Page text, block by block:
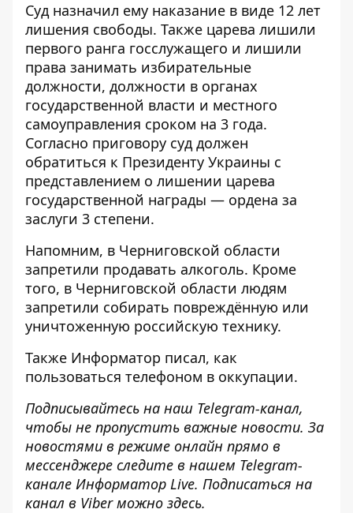
Суд назначил ему наказание в виде 12 лет
лишения свободы. Также царева лишили
первого ранга госслужащего и лишили
права занимать избирательные
должности, должности в органах
государственной власти и местного
самоуправления сроком на 3 года.
Согласно приговору суд должен
обратиться к Президенту Украины с
представлением о лишении царева
государственной награды — ордена за
заслуги 3 степени.
Напомним, в Черниговской области
запретили продавать алкоголь. Кроме
того, в Черниговской области людям
запретили собирать повреждённую или
уничтоженную российскую технику.
Также Информатор писал, как
пользоваться телефоном в оккупации.
Подписывайтесь на наш Telegram-канал,
чтобы не пропустить важные новости. За
новостями в режиме онлайн прямо в
мессенджере следите в нашем Telegram-
канале Информатор Live. Подписаться на
канал в Viber можно здесь.